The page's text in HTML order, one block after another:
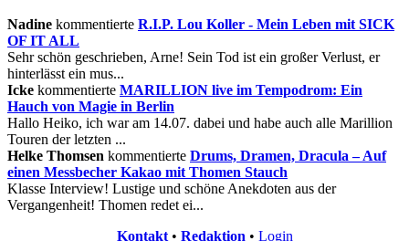
Nadine kommentierte R.I.P. Lou Koller - Mein Leben mit SICK
OF IT ALL
Sehr schön geschrieben, Arne! Sein Tod ist ein großer Verlust, er
hinterlässt ein mus...
Icke kommentierte MARILLION live im Tempodrom: Ein
Hauch von Magie in Berlin
Hallo Heiko, ich war am 14.07. dabei und habe auch alle Marillion
Touren der letzten ...
Helke Thomsen kommentierte Drums, Dramen, Dracula – Auf
einen Messbecher Kakao mit Thomen Stauch
Klasse Interview! Lustige und schöne Anekdoten aus der
Vergangenheit! Thomen redet ei...
Kontakt• Redaktion • Login